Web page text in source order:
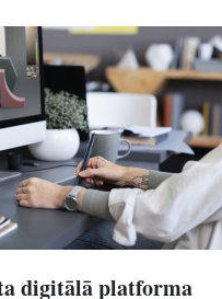
digitālā platforma